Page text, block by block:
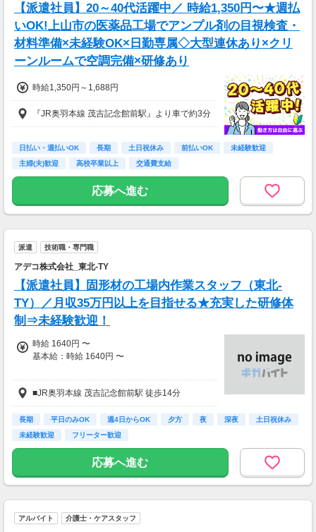
【派遣社員】20～40代活躍中／ 時給1,350円〜★週払
いOK!上山市の医薬品工場でアンプル剤の目視検査・
材料準備×未経験OK×日勤専属◇大型連休あり×クリ
ーンルームで空調完備×研修あり
時給1,350円～1,688円
『JR奥羽本線 茂吉記念館前駅』より車で約3分
日払い・週払いOK 長期 土日祝休み 前払いOK
未経験歓迎
主婦(夫)歓迎
高校卒業以上 交通費支給
応募へ進む
派遣 技術職・専門職
アデコ株式会社_東北-TY
【派遣社員】固形材の工場内作業スタッフ（東北-
TY）／月収35万円以上を目指せる★充実した研修体
制⇒未経験歓迎！
時給 1640円 〜
基本給：時給 1640円 〜
時給1,640円～
■別途交通費支給(規定内で支給)
■JR奥羽本線 茂吉記念館前駅 徒歩14分
長期 平日のみOK 週4日からOK 夕方 夜 深夜
土日祝休み
未経験歓迎
フリーター歓迎
応募へ進む
アルバイト 介護士・ケアスタッフ